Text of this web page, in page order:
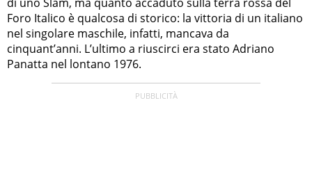
Foro Italico è qualcosa di storico: la vittoria di un italiano
nel singolare maschile, infatti, mancava da
cinquant’anni. L’ultimo a riuscirci era stato Adriano
Panatta nel lontano 1976.